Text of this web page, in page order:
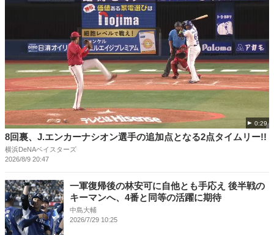
0:29
8回裏、J.エンカーナシオン選手の追加点となる2点タイムリー!!
横浜DeNAベイスターズ
2026/8/9 20:47
一軍復帰後の林安可に自他とも手応え 後半戦の
キーマンへ、4番と同等の活躍に期待
中島大輔
2026/7/29 10:25